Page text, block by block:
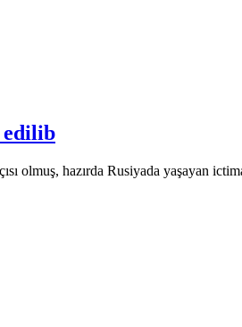
edilib
hazırda Rusiyada yaşayan